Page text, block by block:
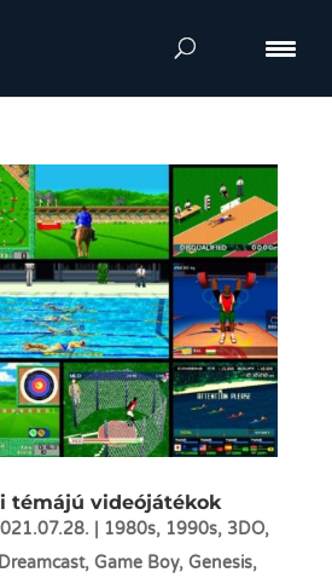
témájú videójátékok
1980s, 1990s, 3DO,
Dreamcast, Game Boy, Genesis,